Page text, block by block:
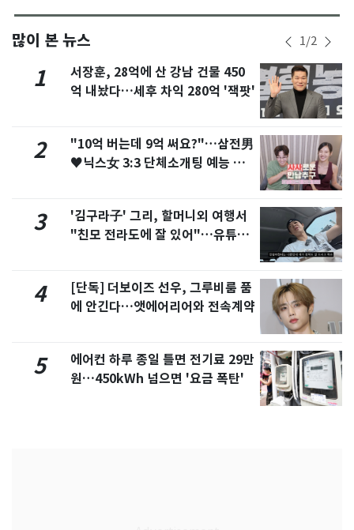
많이 본 뉴스 1/2
1
서장훈, 28억에 산 강남 건물 450
억 내놨다…세후 차익 280억 '잭팟'
2
"10억 버는데 9억 써요?"…삼전男
♥닉스女 3:3 단체소개팅 예능 화
3
'김구라子' 그리, 할머니외 여행서
"친모 전라도에 잘 있어"…유튜브
4
[단독] 더보이즈 선우, 그루비룸 품
에 안긴다…앳에어리어와 전속계약
5
에어컨 하루 종일 틀면 전기료 29만
원…450kWh 넘으면 '요금 폭탄'